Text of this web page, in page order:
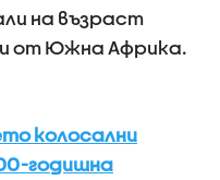
на възраст
от Южна Африка.
колосални
годишна